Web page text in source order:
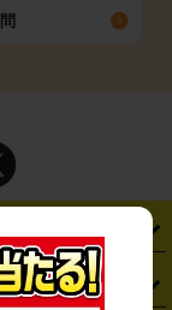
県 ・山形県